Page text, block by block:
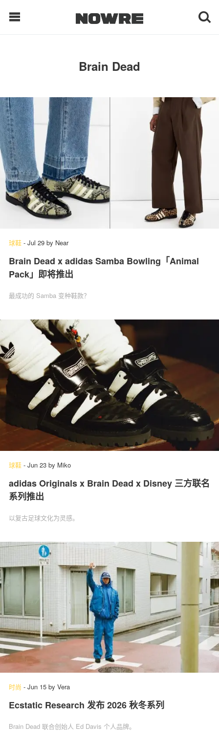
每日鲜榨
现客视点
生 活
Brain Dead
球鞋 - Jul 29 by Near
Brain Dead x adidas Samba Bowling「Animal
Pack」即将推出
最成功的 Samba 变种鞋款？
球鞋 - Jun 23 by Miko
adidas Originals x Brain Dead x Disney 三方联名
系列推出
以复古足球文化为灵感。
时尚 - Jun 15 by Vera
Ecstatic Research 发布 2026 秋冬系列
Brain Dead 联合创始人 Ed Davis 个人品牌。